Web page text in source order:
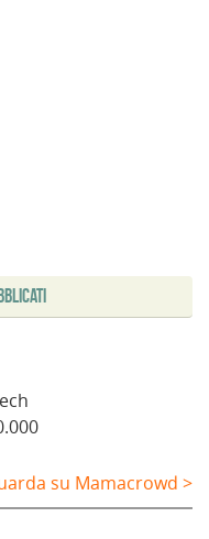
su Mamacrowd >